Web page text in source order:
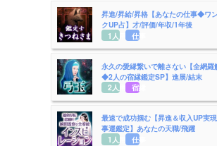
昇進/昇給/昇格【あなたの仕事◆ワ
クUP占】才/評価/年収/1年後
1人用 仕事
永久の愛縁繋いで離さない【全網羅
◆2人の宿縁鑑定SP】進展/結末
2人用 宿縁
最速で成功掴む【昇進＆収入UP実
事運鑑定】あなたの天職/飛躍
1人用
仕事